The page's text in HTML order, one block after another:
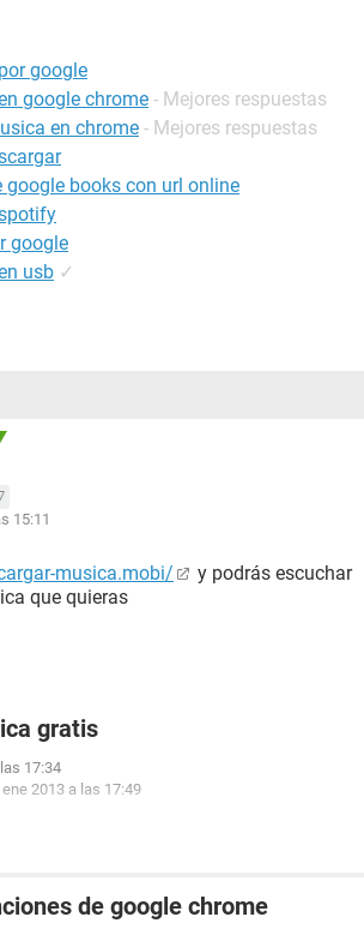
google
google chrome - Mejores respuestas
en chrome - Mejores respuestas
google books con url online
google
usb ✓
15:11
musica.mobi/
y podrás escuchar
que quieras
gratis
17:34
ene 2013 a las 17:49
de google chrome